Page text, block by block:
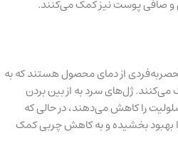
و صافی پوست نیز کمک می‌کنند.
از دمای محصول هستند که به
ژل‌های سرد به از بین بردن
را کاهش می‌دهند، در حالی که
بهبود بخشیده و به کاهش چربی کمک